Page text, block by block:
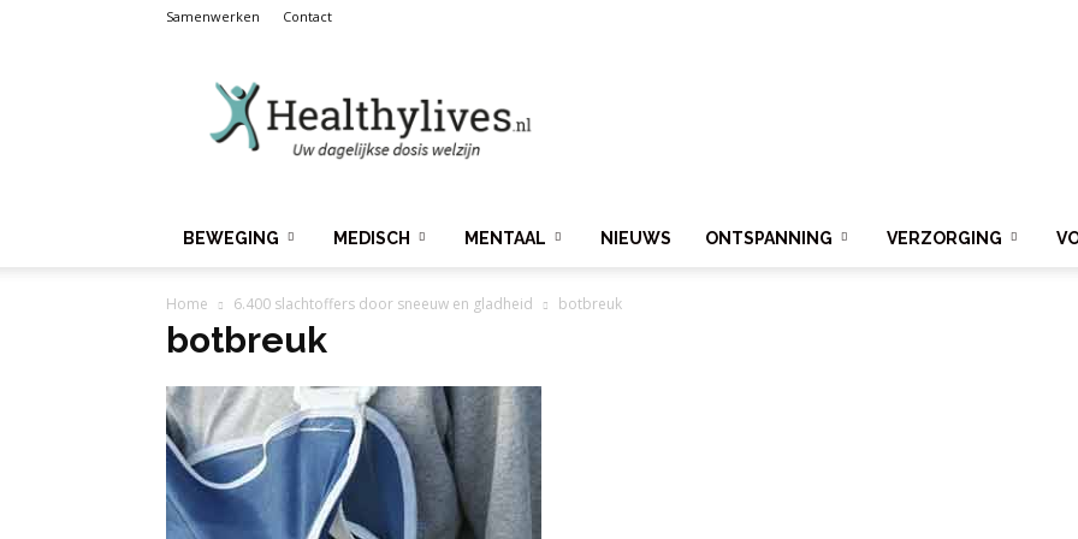
Samenwerken Contact
BEWEGING MEDISCH MENTAAL NIEUWS ONTSPANNING VERZORGING
Home 6.400 slachtoffers door sneeuw en gladheid botbreuk
botbreuk